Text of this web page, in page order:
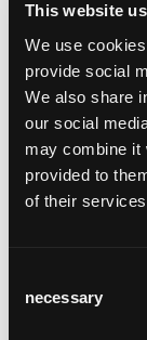
This website
We use
provide social
We also share
our social
may combine it
provided to
of their
Selection
necessary
Sarnen,